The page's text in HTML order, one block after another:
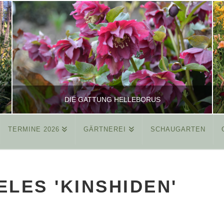
DIE GATTUNG HELLEBORUS
REINHARD
MÄRZ 26, 2015
TERMINE 2026 GÄRTNEREI SCHAUGARTEN
'KINSHIDEN'